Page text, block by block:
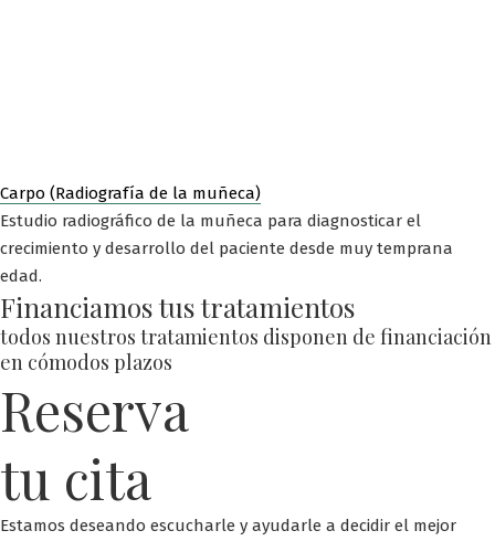
Carpo (Radiografía de la muñeca)
Estudio radiográfico de la muñeca para diagnosticar el
crecimiento y desarrollo del paciente desde muy temprana
edad.
Financiamos tus tratamientos
todos nuestros tratamientos disponen de financiación
en cómodos plazos
Reserva
tu cita
Estamos deseando escucharle y ayudarle a decidir el mejor